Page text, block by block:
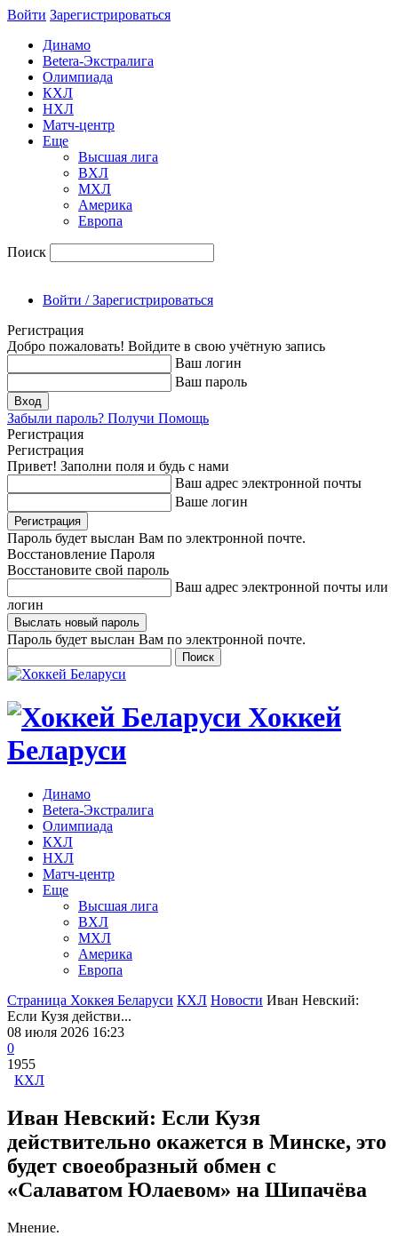
Войти Зарегиcтрироваться
Динамо
Betera-Экстралига
Олимпиада
КХЛ
НХЛ
Матч-центр
Еще
Высшая лига
ВХЛ
МХЛ
Америка
Европа
Поиск
Войти / Зарегистрироваться
Регистрация
Добро пожаловать! Войдите в свою учётную запись
Ваш логин
Ваш пароль
Забыли пароль? Получи Помощь
Регистрация
Регистрация
Привет! Заполни поля и будь с нами
Ваш адрес электронной почты
Ваше логин
Пароль будет выслан Вам по электронной почте.
Восстановление Пароля
Восстановите свой пароль
Ваш адрес электронной почты или
логин
Пароль будет выслан Вам по электронной почте.
Хоккей
Беларуси
Динамо
Betera-Экстралига
Олимпиада
КХЛ
НХЛ
Матч-центр
Еще
Высшая лига
ВХЛ
МХЛ
Америка
Европа
Страница Хоккея Беларуси КХЛ Новости Иван Невский:
Если Кузя действи...
08 июля 2026 16:23
0
1955
КХЛ
Иван Невский: Если Кузя
действительно окажется в Минске, это
будет своеобразный обмен с
«Салаватом Юлаевом» на Шипачёва
Мнение.